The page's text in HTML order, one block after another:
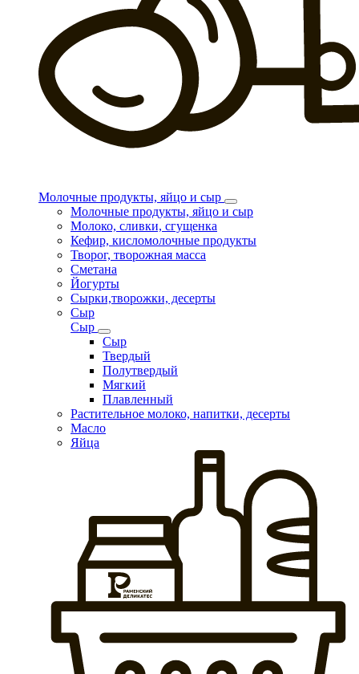
Молочные продукты, яйцо и сыр
Молочные продукты, яйцо и сыр
Молоко, сливки, сгущенка
Кефир, кисломолочные продукты
Творог, творожная масса
Сметана
Йогурты
Сырки,творожки, десерты
Сыр
Сыр
Сыр
Твердый
Полутвердый
Мягкий
Плавленный
Растительное молоко, напитки, десерты
Масло
Яйца